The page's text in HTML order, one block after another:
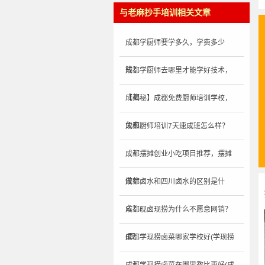
与老麻抄手培训相关文章
成都学厨师要学多久，学费多少
钱？
成都学厨师去哪里才能学好技术，
成都
【揭秘】成都免费厨师培训学校，
免费
成都厨师培训7天速成班怎么样？
成都摆摊创业小吃项目推荐，摆摊
做什
成都卤水和四川卤水的区别是什
么？(
成都现卤现捞为什么不愿意网销？
(四
成都学现捞卤菜哪家学校好(学现捞